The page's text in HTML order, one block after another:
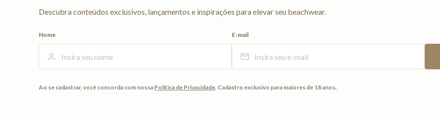
Descubra conteúdos exclusivos, lançamentos e inspirações para elevar seu beachwear.
Nome E-mail
Ao se cadastrar, você concorda com nossa Política de Privacidade. Cadastro exclusivo para maiores de 18 anos.